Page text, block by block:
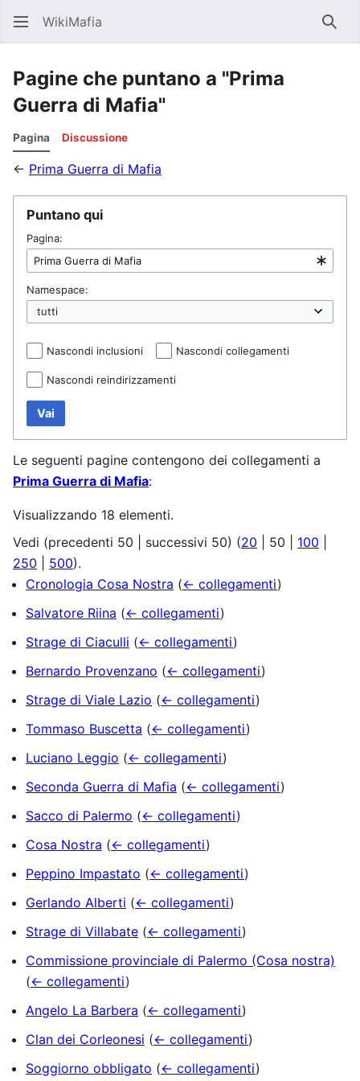
WikiMafia
Pagine che puntano a "Prima
Guerra di Mafia"
Pagina Discussione
← Prima Guerra di Mafia
Puntano qui
Pagina:
Namespace:
Nascondi inclusioni Nascondi collegamenti
Nascondi reindirizzamenti
Vai
Le seguenti pagine contengono dei collegamenti a
Prima Guerra di Mafia:
Visualizzando 18 elementi.
Vedi (precedenti 50 successivi 50) (20 50 100
250
500).
Cronologia Cosa Nostra (← collegamenti)
Salvatore Riina (← collegamenti)
Strage di Ciaculli (← collegamenti)
Bernardo Provenzano (← collegamenti)
Strage di Viale Lazio (← collegamenti)
Tommaso Buscetta (← collegamenti)
Luciano Leggio (← collegamenti)
Seconda Guerra di Mafia (← collegamenti)
Sacco di Palermo (← collegamenti)
Cosa Nostra (← collegamenti)
Peppino Impastato (← collegamenti)
Gerlando Alberti (← collegamenti)
Strage di Villabate (← collegamenti)
Commissione provinciale di Palermo (Cosa nostra)
(← collegamenti)
Angelo La Barbera (← collegamenti)
Clan dei Corleonesi (← collegamenti)
Soggiorno obbligato (← collegamenti)